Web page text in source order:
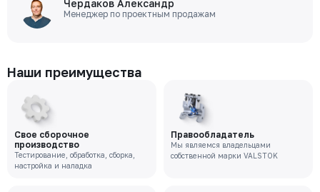
Чердаков Александр
Менеджер по проектным продажам
Наши преимущества
Свое сборочное
производство
Тестирование, обработка, сборка,
настройка и наладка
Правообладатель
Мы являемся владельцами
собственной марки VALSTOK